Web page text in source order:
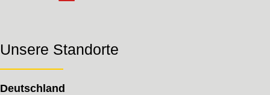
Unsere Standorte
Deutschland